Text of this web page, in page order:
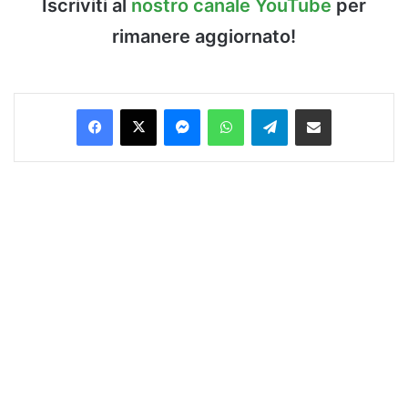
Iscriviti al nostro canale YouTube per
rimanere aggiornato!
Facebook
X MessengerWhatsAppTelegramCondividi via Email